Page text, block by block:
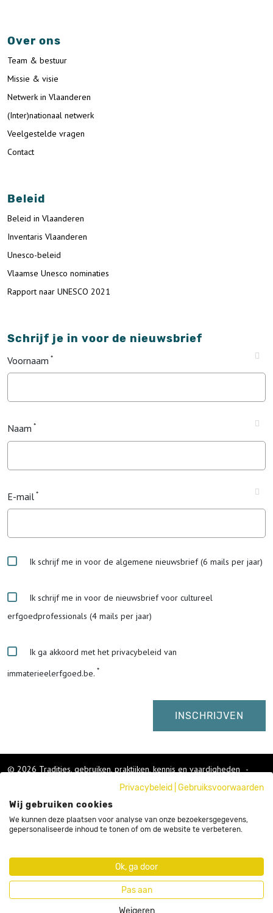
Over ons
Team & bestuur
Missie & visie
Netwerk in Vlaanderen
(Inter)nationaal netwerk
Veelgestelde vragen
Contact
Beleid
Beleid in Vlaanderen
Inventaris Vlaanderen
Unesco-beleid
Vlaamse Unesco nominaties
Rapport naar UNESCO 2021
Schrijf je in voor de nieuwsbrief
Voornaam
Naam
E-mail
Ik schrijf me in voor de algemene nieuwsbrief (6 mails per jaar)
Ik schrijf me in voor de nieuwsbrief voor cultureel
erfgoedprofessionals (4 mails per jaar)
Ik ga akkoord met het privacybeleid van
immaterieelerfgoed.be.
© 2026 Tradities, gebruiken, praktijken, kennis en vaardigheden
-
Gebruikersvoorwaarden
Privacybeleid
Cookies
Sitemap
Webdesign by Code d'Or
Privacybeleid
Gebruiksvoorwaarden
Wij gebruiken cookies
We kunnen deze plaatsen voor analyse van onze bezoekersgegevens,
gepersonaliseerde inhoud te tonen of om de website te verbeteren.
Ok, ga door
Pas aan
Weigeren